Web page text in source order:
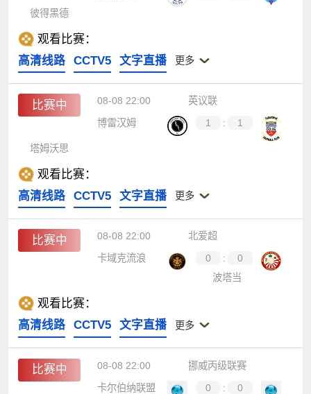
彼得黑德
观看比赛：
高清线路
CCTV5 文字直播 更多
比赛中 08-08 22:00
英议联
博雷汉姆
1 : 1
塔姆沃思
观看比赛：
高清线路
CCTV5 文字直播 更多
比赛中 08-08 22:00
北爱超
卡域克流浪
0 :
0
波塔当
观看比赛：
高清线路
CCTV5 文字直播 更多
比赛中 08-08 22:00
挪威丙级联赛
卡尔伯纳联盟
0 :
0